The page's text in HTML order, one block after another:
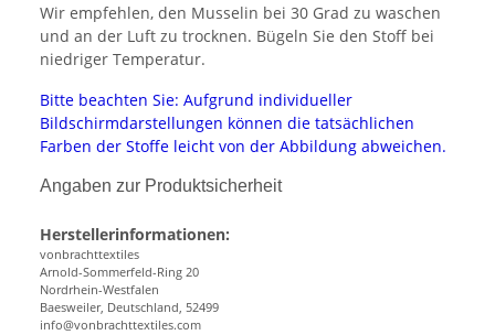
Wir empfehlen, den Musselin bei 30 Grad zu waschen
und an der Luft zu trocknen. Bügeln Sie den Stoff bei
niedriger Temperatur.
Bitte beachten Sie: Aufgrund individueller
Bildschirmdarstellungen können die tatsächlichen
Farben der Stoffe leicht von der Abbildung abweichen.
Angaben zur Produktsicherheit
Herstellerinformationen:
vonbrachttextiles
Arnold-Sommerfeld-Ring 20
Nordrhein-Westfalen
Baesweiler, Deutschland, 52499
info@vonbrachttextiles.com